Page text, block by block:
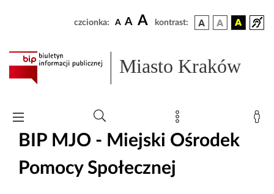
czcionka: A A A kontrast:
Miasto Kraków
BIP MJO - Miejski Ośrodek
Pomocy Społecznej